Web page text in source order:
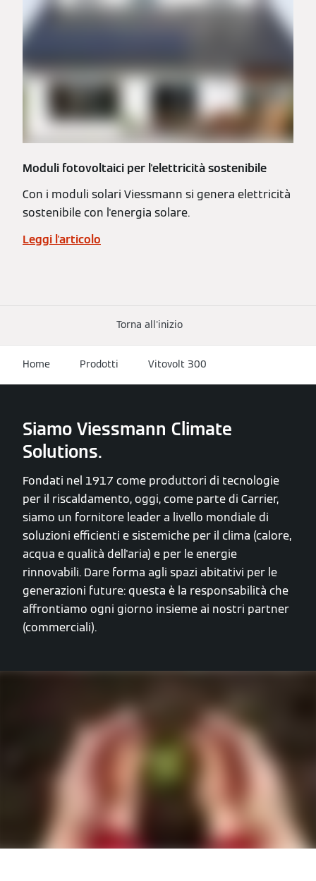
Moduli fotovoltaici per l'elettricità sostenibile
Con i moduli solari Viessmann si genera elettricità
sostenibile con l'energia solare.
Leggi l'articolo
Torna all'inizio
Home Prodotti Vitovolt 300
Siamo Viessmann Climate
Solutions.
Fondati nel 1917 come produttori di tecnologie
per il riscaldamento, oggi, come parte di Carrier,
siamo un fornitore leader a livello mondiale di
soluzioni efficienti e sistemiche per il clima (calore,
acqua e qualità dell'aria) e per le energie
rinnovabili. Dare forma agli spazi abitativi per le
generazioni future: questa è la responsabilità che
affrontiamo ogni giorno insieme ai nostri partner
(commerciali).